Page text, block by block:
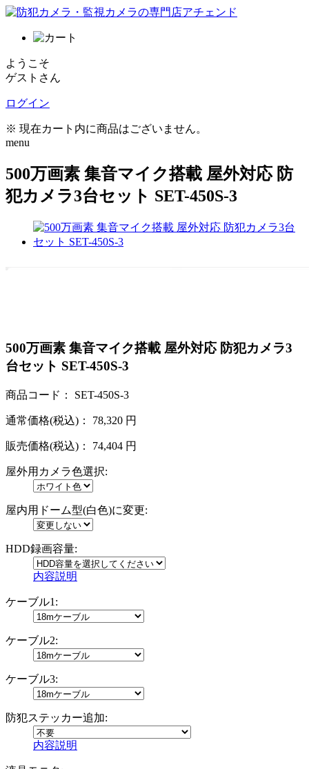
ようこそ
ゲストさん
ログイン
※ 現在カート内に商品はございません。
menu
500万画素 集音マイク搭載 屋外対応 防
犯カメラ3台セット SET-450S-3
500万画素 集音マイク搭載 屋外対応 防犯カメラ3
台セット SET-450S-3
商品コード： SET-450S-3
通常価格(税込)： 78,320 円
販売価格(税込)： 74,404 円
屋外用カメラ色選択:
屋内用ドーム型(白色)に変更:
HDD録画容量:
内容説明
ケーブル1:
ケーブル2:
ケーブル3:
防犯ステッカー追加:
内容説明